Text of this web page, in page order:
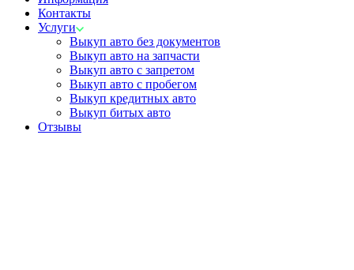
Контакты
Услуги
Выкуп авто без документов
Выкуп авто на запчасти
Выкуп авто с запретом
Выкуп авто с пробегом
Выкуп кредитных авто
Выкуп битых авто
Отзывы